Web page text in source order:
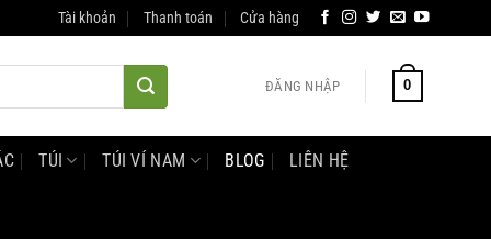
Tài khoản Thanh toán Cửa hàng
ĐĂNG NHẬP 0
TÚI TÚI VÍ NAM BLOG LIÊN HỆ